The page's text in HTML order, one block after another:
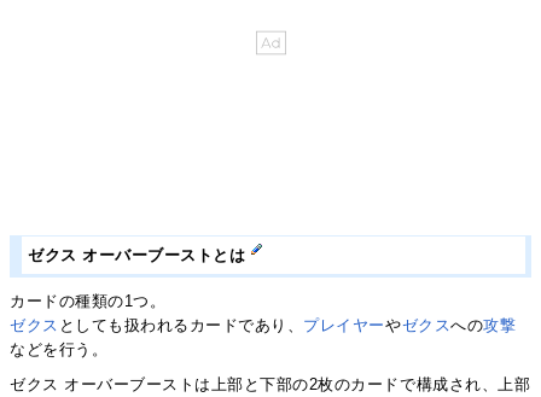
ゼクス オーバーブーストとは
カードの種類の1つ。
ゼクス としても扱われるカードであり、 プレイヤーやゼクスへの攻撃
などを行う。
ゼクス オーバーブーストは上部と下部の2枚のカードで構成され、上部